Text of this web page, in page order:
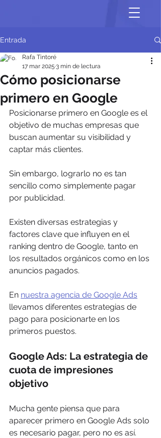
Entrada
Cómo posicionarse
primero en Google
Rafa Tintoré
17 mar 2025 3 min de lectura
Posicionarse primero en Google es el
objetivo de muchas empresas que
buscan aumentar su visibilidad y
captar más clientes.
Sin embargo, lograrlo no es tan
sencillo como simplemente pagar
por publicidad.
Existen diversas estrategias y
factores clave que influyen en el
ranking dentro de Google, tanto en
los resultados orgánicos como en los
anuncios pagados.
En nuestra agencia de Google Ads
llevamos diferentes estrategias de
pago para posicionarte en los
primeros puestos.
Google Ads: La estrategia de
cuota de impresiones
objetivo
Mucha gente piensa que para
aparecer primero en Google Ads solo
es necesario pagar, pero no es así.